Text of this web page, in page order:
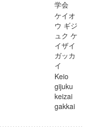
学会
ケイオ
ウ ギジ
ュク ケ
イザイ
ガッカ
イ
Keio
gijuku
keizai
gakkai